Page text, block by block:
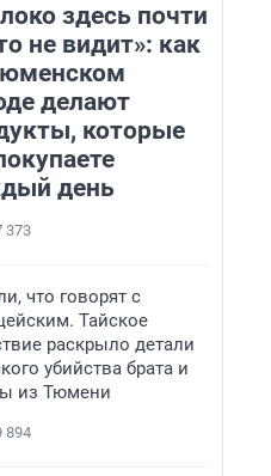
здесь почти
не видит»: как
делают
которые
день
373
что говорят с
Тайское
раскрыло детали
убийства брата и
из Тюмени
894